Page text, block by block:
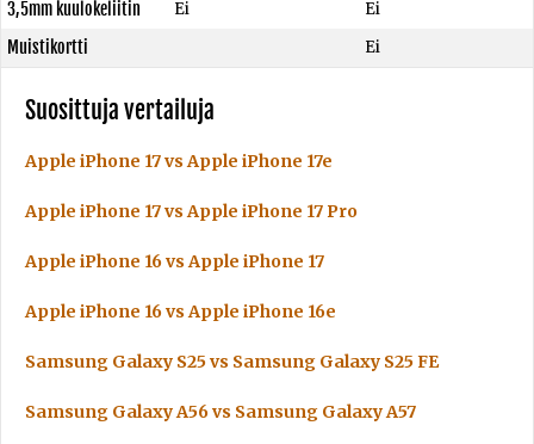
3,5mm kuulokeliitin
Ei
Ei
Muistikortti
Ei
Suosittuja vertailuja
Apple iPhone 17 vs Apple iPhone 17e
Apple iPhone 17 vs Apple iPhone 17 Pro
Apple iPhone 16 vs Apple iPhone 17
Apple iPhone 16 vs Apple iPhone 16e
Samsung Galaxy S25 vs Samsung Galaxy S25 FE
Samsung Galaxy A56 vs Samsung Galaxy A57